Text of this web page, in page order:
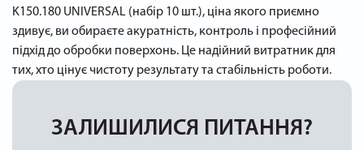
K150.180 UNIVERSAL (набір 10 шт.), ціна якого приємно
здивує, ви обираєте акуратність, контроль і професійний
підхід до обробки поверхонь. Це надійний витратник для
тих, хто цінує чистоту результату та стабільність роботи.
ЗАЛИШИЛИСЯ ПИТАННЯ?